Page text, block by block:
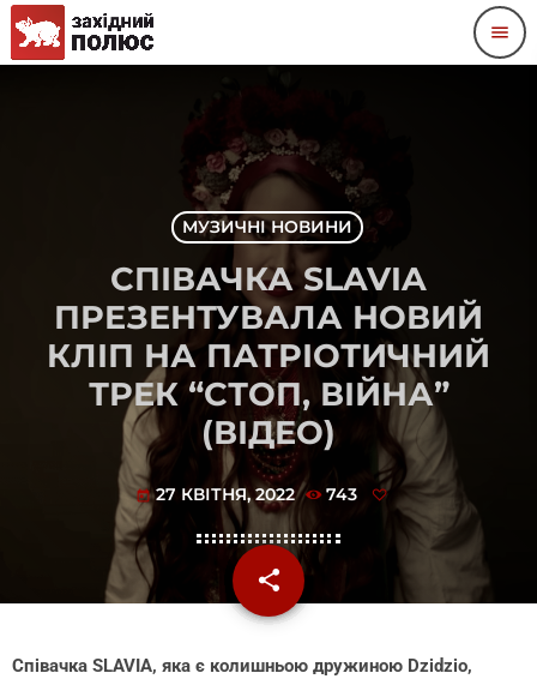
menu
МУЗИЧНІ НОВИНИ
СПІВАЧКА SLAVIA
ПРЕЗЕНТУВАЛА НОВИЙ
КЛІП НА ПАТРІОТИЧНИЙ
ТРЕК “СТОП, ВІЙНА”
(ВІДЕО)
today 27 КВІТНЯ, 2022 743
share
email
Співачка SLAVIA, яка є колишньою дружиною Dzidzio,